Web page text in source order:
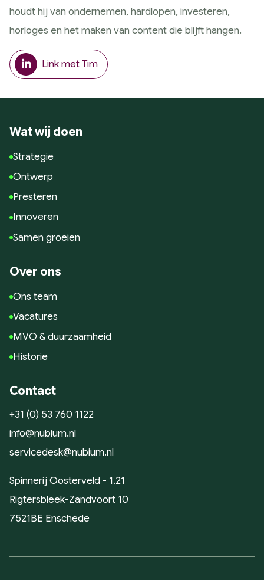
Google Analytics
Conversie en optimalisatie
Google / Social Ads
AI toepassingen
Samen Groeien
houdt hij van ondernemen, hardlopen, investeren,
horloges en het maken van content die blijft hangen.
Link met Tim
Wat wij doen
Strategie
Ontwerp
Presteren
Innoveren
Samen groeien
Over ons
Ons team
Vacatures
MVO & duurzaamheid
Historie
Contact
+31 (0) 53 760 1122
info@nubium.nl
servicedesk@nubium.nl
Spinnerij Oosterveld - 1.21
Rigtersbleek-Zandvoort 10
7521BE Enschede